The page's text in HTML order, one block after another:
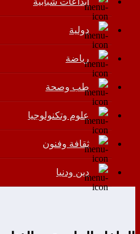
دولية
رياضة
طب وصحة
علوم وتكنولوجيا
ثقافة وفنون
دين ودنيا